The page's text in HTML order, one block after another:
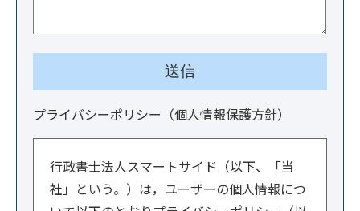
プライバシーポリシー（個人情報保護方針）
行政書士法人スマートサイド（以下、「当
社」という。）は，ユーザーの個人情報につ